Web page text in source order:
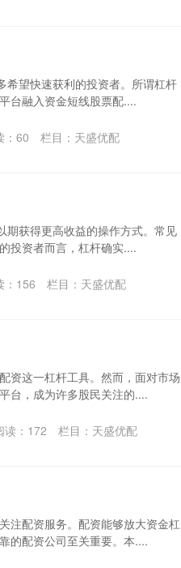
希望快速获利的投资者。所谓杠杆
台融入资金短线股票配....
60 栏目： 天盛优配
期获得更高收益的操作方式。常见
投资者而言，杠杆确实....
156 栏目： 天盛优配
资这一杠杆工具。然而，面对市场
台，成为许多股民关注的....
读： 172 栏目： 天盛优配
注配资服务。配资能够放大资金杠
的配资公司至关重要。本....